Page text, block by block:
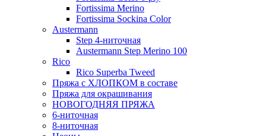
Fortissima Merino
Fortissima Sockina Color
Austermann
Step 4-ниточная
Austermann Step Merino 100
Rico
Rico Superba Tweed
Пряжа с ХЛОПКОМ в составе
Пряжа для окрашивания
НОВОГОДНЯЯ ПРЯЖА
6-ниточная
8-ниточная